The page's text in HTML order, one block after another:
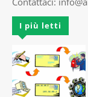
I più letti